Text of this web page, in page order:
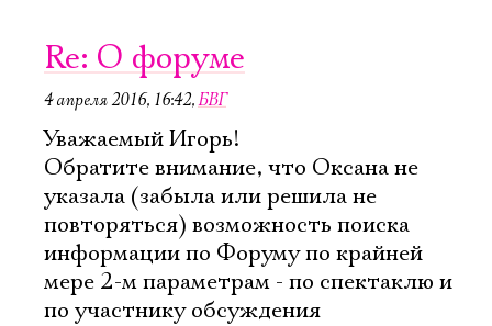
Re: О форуме
4 апреля 2016, 16:42,БВГ
Уважаемый Игорь!
Обратите внимание, что Оксана не
указала (забыла или решила не
повторяться) возможность поиска
информации по Форуму по крайней
мере 2-м параметрам - по спектаклю и
по участнику обсуждения